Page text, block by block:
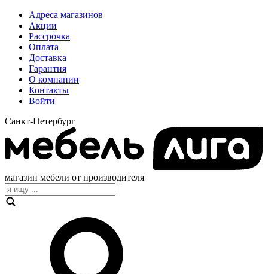
Адреса магазинов
Акции
Рассрочка
Оплата
Доставка
Гарантия
О компании
Контакты
Войти
Санкт-Петербург
магазин мебели от производителя